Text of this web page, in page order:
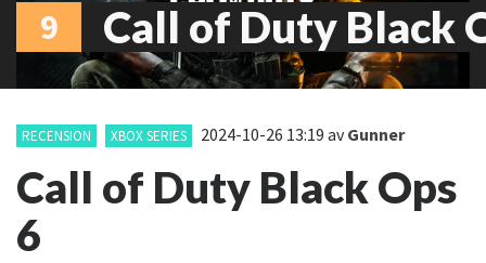
9 Call of Duty Black
RECENSION XBOX SERIES 2024-10-26 13:19 avGunner
Call of Duty Black Ops
6